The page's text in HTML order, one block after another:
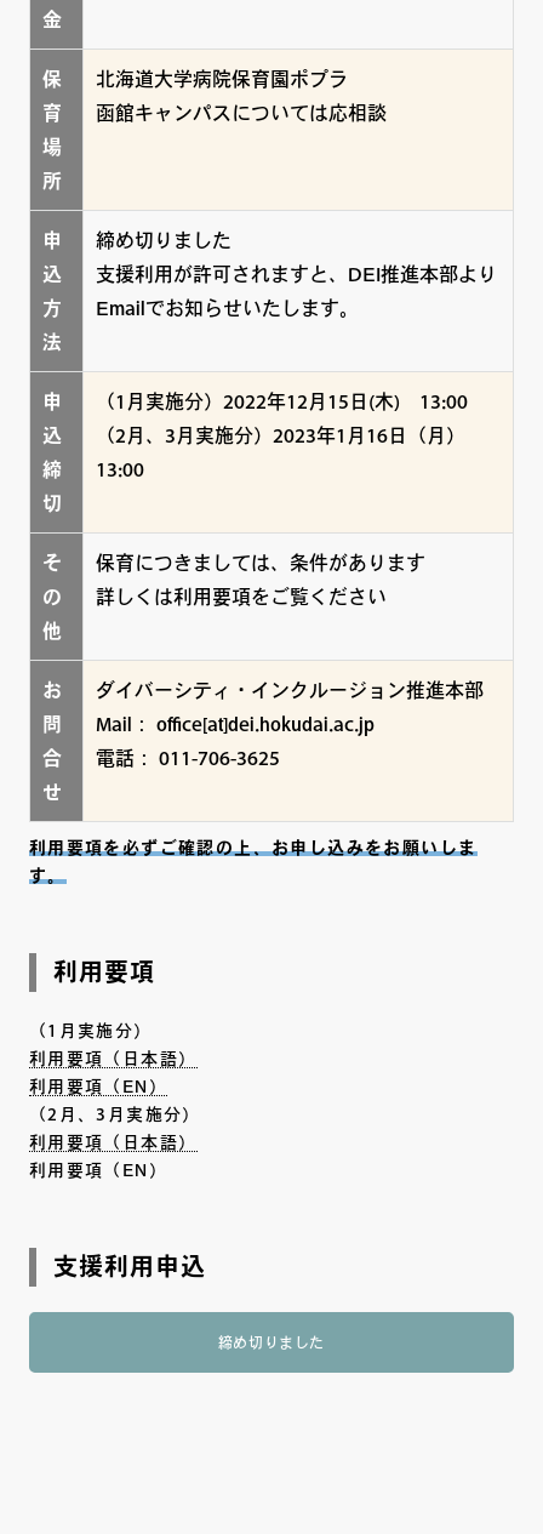
金
保
育
場
所
北海道大学病院保育園ポプラ
函館キャンパスについては応相談
申
込
方
法
締め切りました
支援利用が許可されますと、DEI推進本部より
Emailでお知らせいたします。
申
込
締
切
（1月実施分）2022年12月15日(木) 13:00
（2月、3月実施分）2023年1月16日（月）
13:00
そ
の
他
保育につきましては、条件があります
詳しくは利用要項をご覧ください
お
問
合
せ
ダイバーシティ・インクルージョン推進本部
Mail： office[at]dei.hokudai.ac.jp
電話： 011-706-3625
利用要項を必ずご確認の上、お申し込みをお願いしま
す。
利用要項
（1月実施分）
利用要項（日本語）
利用要項（EN）
（2月、3月実施分）
利用要項（日本語）
利用要項（EN）
支援利用申込
締め切りました